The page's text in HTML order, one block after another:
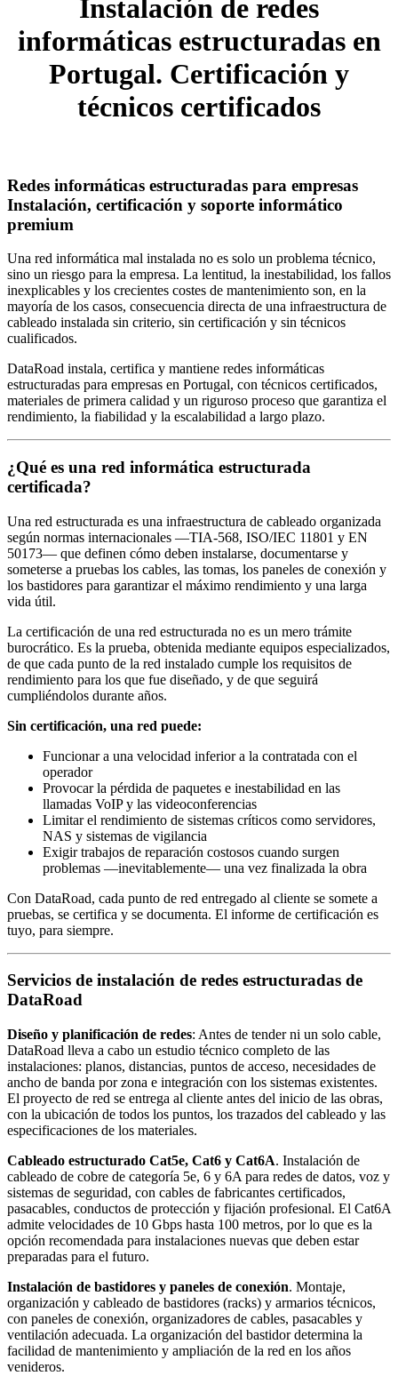
Instalación de redes
informáticas estructuradas en
Portugal. Certificación y
técnicos certificados
Redes informáticas estructuradas para empresas
Instalación, certificación y soporte informático
premium
Una red informática mal instalada no es solo un problema técnico,
sino un riesgo para la empresa. La lentitud, la inestabilidad, los fallos
inexplicables y los crecientes costes de mantenimiento son, en la
mayoría de los casos, consecuencia directa de una infraestructura de
cableado instalada sin criterio, sin certificación y sin técnicos
cualificados.
DataRoad instala, certifica y mantiene redes informáticas
estructuradas para empresas en Portugal, con técnicos certificados,
materiales de primera calidad y un riguroso proceso que garantiza el
rendimiento, la fiabilidad y la escalabilidad a largo plazo.
¿Qué es una red informática estructurada
certificada?
Una red estructurada es una infraestructura de cableado organizada
según normas internacionales —TIA-568, ISO/IEC 11801 y EN
50173— que definen cómo deben instalarse, documentarse y
someterse a pruebas los cables, las tomas, los paneles de conexión y
los bastidores para garantizar el máximo rendimiento y una larga
vida útil.
La certificación de una red estructurada no es un mero trámite
burocrático. Es la prueba, obtenida mediante equipos especializados,
de que cada punto de la red instalado cumple los requisitos de
rendimiento para los que fue diseñado, y de que seguirá
cumpliéndolos durante años.
Sin certificación, una red puede:
Funcionar a una velocidad inferior a la contratada con el
operador
Provocar la pérdida de paquetes e inestabilidad en las
llamadas VoIP y las videoconferencias
Limitar el rendimiento de sistemas críticos como servidores,
NAS y sistemas de vigilancia
Exigir trabajos de reparación costosos cuando surgen
problemas —inevitablemente— una vez finalizada la obra
Con DataRoad, cada punto de red entregado al cliente se somete a
pruebas, se certifica y se documenta. El informe de certificación es
tuyo, para siempre.
Servicios de instalación de redes estructuradas de
DataRoad
Diseño y planificación de redes: Antes de tender ni un solo cable,
DataRoad lleva a cabo un estudio técnico completo de las
instalaciones: planos, distancias, puntos de acceso, necesidades de
ancho de banda por zona e integración con los sistemas existentes.
El proyecto de red se entrega al cliente antes del inicio de las obras,
con la ubicación de todos los puntos, los trazados del cableado y las
especificaciones de los materiales.
Cableado estructurado Cat5e, Cat6 y Cat6A. Instalación de
cableado de cobre de categoría 5e, 6 y 6A para redes de datos, voz y
sistemas de seguridad, con cables de fabricantes certificados,
pasacables, conductos de protección y fijación profesional. El Cat6A
admite velocidades de 10 Gbps hasta 100 metros, por lo que es la
opción recomendada para instalaciones nuevas que deben estar
preparadas para el futuro.
Instalación de bastidores y paneles de conexión. Montaje,
organización y cableado de bastidores (racks) y armarios técnicos,
con paneles de conexión, organizadores de cables, pasacables y
ventilación adecuada. La organización del bastidor determina la
facilidad de mantenimiento y ampliación de la red en los años
venideros.